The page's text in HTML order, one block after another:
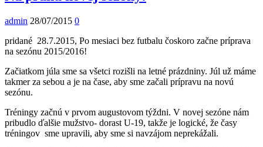
admin 28/07/2015 0
pridané 28.7.2015, Po mesiaci bez futbalu čoskoro začne príprava
na sezónu 2015/2016!
Začiatkom júla sme sa všetci rozišli na letné prázdniny. Júl už máme
takmer za sebou a je na čase, aby sme začali prípravu na novú
sezónu.
Tréningy začnú v prvom augustovom týždni. V novej sezóne nám
pribudlo ďalšie mužstvo- dorast U-19, takže je logické, že časy
tréningov sme upravili, aby sme si navzájom neprekážali.